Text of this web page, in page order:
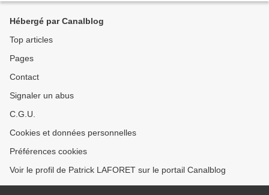
Hébergé par Canalblog
Top articles
Pages
Contact
Signaler un abus
C.G.U.
Cookies et données personnelles
Préférences cookies
Voir le profil de Patrick LAFORET sur le portail Canalblog